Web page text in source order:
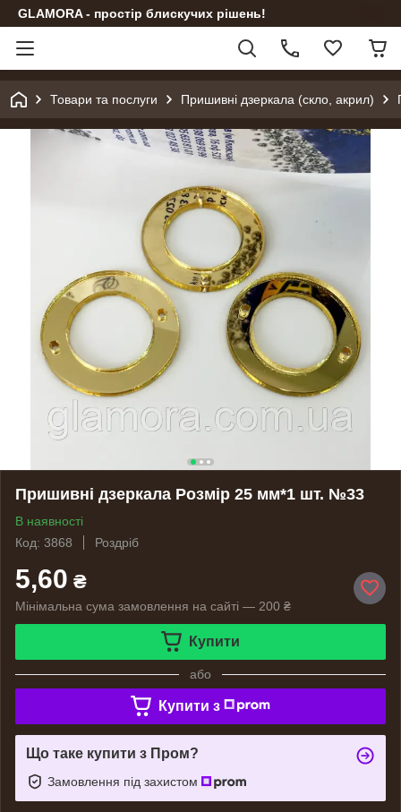
GLAMORA - простір блискучих рішень!
Товари та послуги Пришивні дзеркала (скло, акрил)
Пришивні дзеркала Розмір 25 мм*1 шт. №33
В наявності
Код: 3868
Роздріб
5,60 ₴
Мінімальна сума замовлення на сайті — 200 ₴
Купити
або
Купити з
Що таке купити з Пром?
Замовлення під захистом